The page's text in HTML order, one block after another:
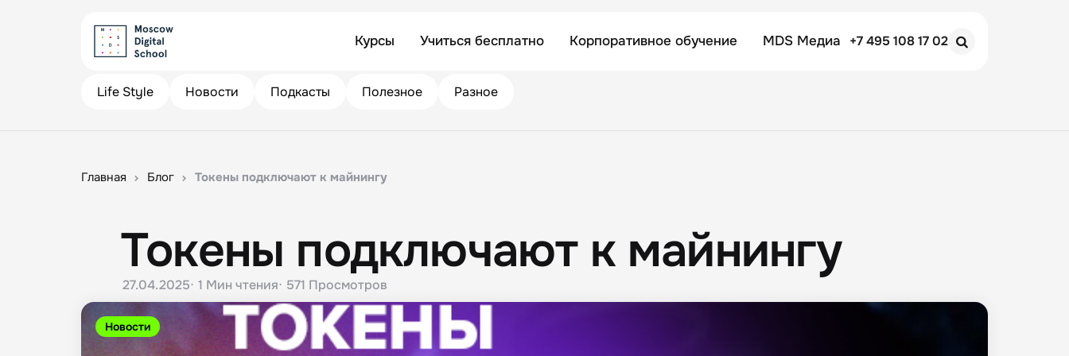
+7 495 108 17 02
Курсы Учиться бесплатно Корпоративное обучение MDS Медиа
Life Style Новости Подкасты Полезное Разное
Главная Блог Токены подключают к майнингу
Новости
Токены подключают к майнингу
27.04.2025 1 Мин чтения 571 Просмотров